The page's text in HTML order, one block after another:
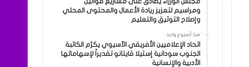
ومراسيم لتعزيز ريادة الأعمال والمحتوى المحلي
وإصلاح التوثيق والتعليم
منذ أسبوع واحد
اتحاد الإعلاميين الأفريقي الآسيوي يكرّم الكاتبة
الجنوب سودانية إستيلا قايتانو تقديراً لإسهاماتها
الأدبية والإنسانية